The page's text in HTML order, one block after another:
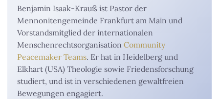
Benjamin Isaak-Krauß ist Pastor der
Mennonitengemeinde Frankfurt am Main und
Vorstandsmitglied der internationalen
Menschenrechtsorganisation Community
Peacemaker Teams. Er hat in Heidelberg und
Elkhart (USA) Theologie sowie Friedensforschung
studiert, und ist in verschiedenen gewaltfreien
Bewegungen engagiert.